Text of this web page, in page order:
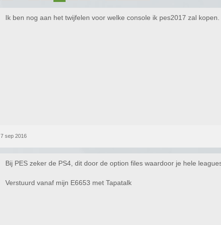
Ik ben nog aan het twijfelen voor welke console ik pes2017 zal kopen.
7 sep 2016
Bij PES zeker de PS4, dit door de option files waardoor je hele
Verstuurd vanaf mijn E6653 met Tapatalk